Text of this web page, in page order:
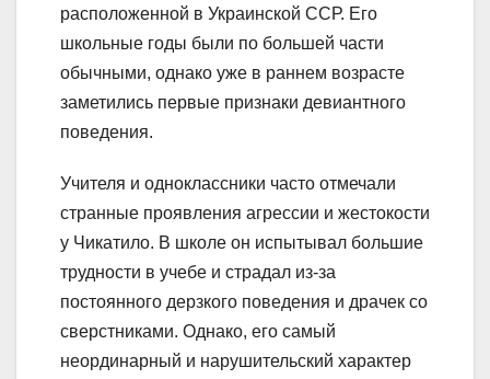
расположенной в Украинской ССР. Его
школьные годы были по большей части
обычными, однако уже в раннем возрасте
заметились первые признаки девиантного
поведения.
Учителя и одноклассники часто отмечали
странные проявления агрессии и жестокости
у Чикатило. В школе он испытывал большие
трудности в учебе и страдал из-за
постоянного дерзкого поведения и драчек со
сверстниками. Однако, его самый
неординарный и нарушительский характер